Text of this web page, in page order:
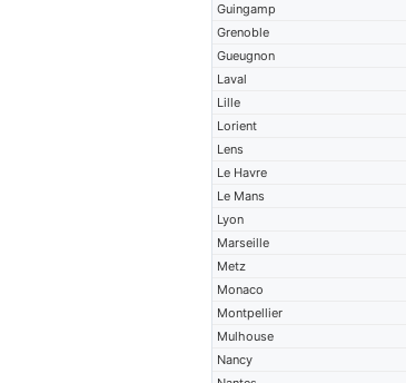
Guingamp
Grenoble
Gueugnon
Laval
Lille
Lorient
Lens
Le Havre
Le Mans
Lyon
Marseille
Metz
Monaco
Montpellier
Mulhouse
Nancy